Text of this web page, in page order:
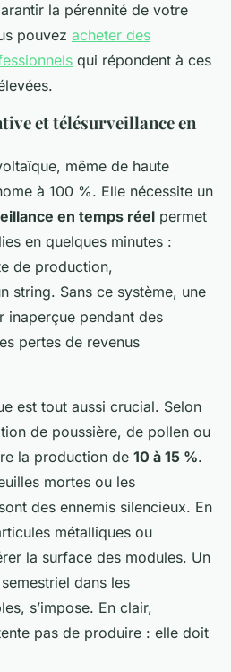
la pérennité de votre
pouvez acheter des
qui répondent à ces
et télésurveillance en
même de haute
à 100 %. Elle nécessite un
en temps réel permet
en quelques minutes :
de production,
string. Sans ce système, une
inaperçue pendant des
pertes de revenus
est tout aussi crucial. Selon
de poussière, de pollen ou
la production de 10 à 15 %.
mortes ou les
des ennemis silencieux. En
métalliques ou
la surface des modules. Un
dans les
s’impose. En clair,
pas de produire : elle doit